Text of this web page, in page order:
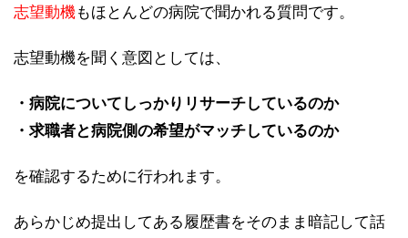
志望動機もほとんどの病院で聞かれる質問です。
志望動機を聞く意図としては、
・病院についてしっかりリサーチしているのか
・求職者と病院側の希望がマッチしているのか
を確認するために行われます。
あらかじめ提出してある履歴書をそのまま暗記して話